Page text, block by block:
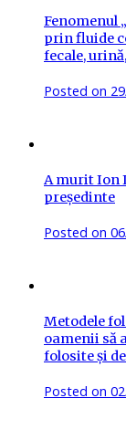
Fenomenul
prin fluide
fecale,
Posted on
A murit Ion
președinte
Posted on
Metodele
oamenii să
folosite și
Posted on